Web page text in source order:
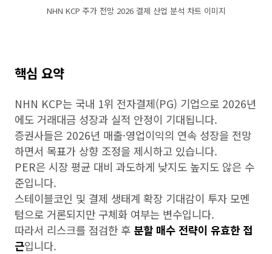
NHN KCP 주가 전망 2026 결제 산업 분석 차트 이미지
핵심 요약
NHN KCP는 국내 1위 전자결제(PG) 기업으로 2026년
에도 거래대금 성장과 실적 안정이 기대됩니다.
증권사들은 2026년 매출·영업이익의 연속 성장을 전망
하면서 목표가 상향 조정을 제시하고 있습니다.
PER은 시장 평균 대비 과도하게 낮지도 높지도 않은 수
준입니다.
스테이블코인 및 결제 생태계 확장 기대감이 투자 모멘
텀으로 거론되지만 구체화 여부는 변수입니다.
따라서 리스크를 점검한 후 분할 매수 전략이 유효한 접
근입니다.